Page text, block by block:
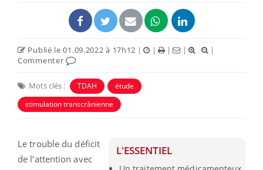
Publié le 01.09.2022 à 17h12 | | | |
|
Commenter
Mots clés : TDAH
étude
stimulation transcrânienne
L'ESSENTIEL
Le trouble du déficit
de l’attention avec